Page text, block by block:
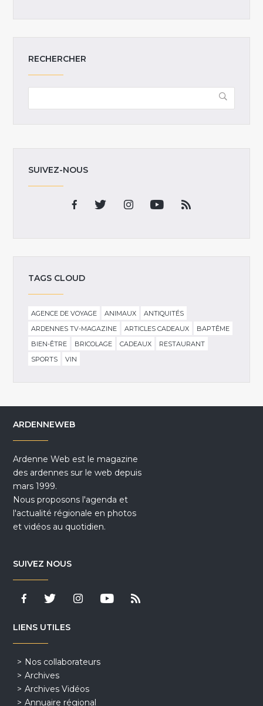
RECHERCHER
SUIVEZ-NOUS
TAGS CLOUD
AGENCE DE VOYAGE ANIMAUX
ANTIQUITÉS
ARDENNES TV-MAGAZINE
ARTICLES CADEAUX
BAPTÊME
BIEN-ÊTRE
BRICOLAGE CADEAUX
RESTAURANT
SPORTS
VIN
ARDENNEWEB
Ardenne Web est le magazine
des ardennes sur le web depuis
mars 1999.
Nous proposons l'agenda et
l'actualité régionale en photos
et vidéos au quotidien.
SUIVEZ NOUS
LIENS UTILES
Nos collaborateurs
Archives
Archives Vidéos
Annuaire régional